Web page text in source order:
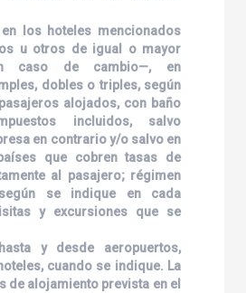
los hoteles mencionados
u otros de igual o mayor
caso de cambio—, en
dobles o triples, según
alojados, con baño
incluidos, salvo
en contrario y/o salvo en
que cobren tasas de
al pasajero; régimen
se indique en cada
y excursiones que se
y desde aeropuertos,
cuando se indique. La
de alojamiento prevista en el